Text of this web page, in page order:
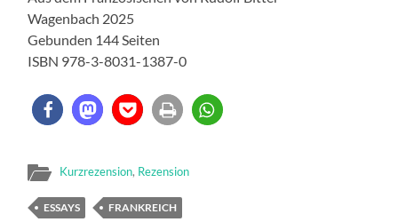
Wagenbach 2025
Gebunden 144 Seiten
ISBN 978-3-8031-1387-0
Kurzrezension, Rezension
ESSAYS
FRANKREICH